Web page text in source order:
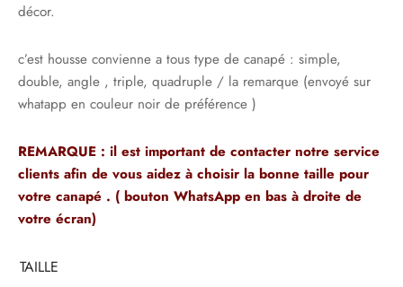
décor.
c’est housse convienne a tous type de canapé : simple,
double, angle , triple, quadruple / la remarque (envoyé sur
whatapp en couleur noir de préférence )
REMARQUE : il est important de contacter notre service
clients afin de vous aidez à choisir la bonne taille pour
votre canapé . ( bouton WhatsApp en bas à droite de
votre écran)
TAILLE